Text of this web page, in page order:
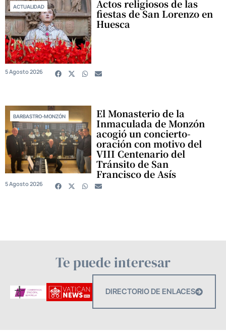
ACTUALIDAD Actos religiosos de las
fiestas de San Lorenzo en
Huesca
5 Agosto 2026
BARBASTRO-MONZÓN El Monasterio de la
Inmaculada de Monzón
acogió un concierto-
oración con motivo del
VIII Centenario del
Tránsito de San
Francisco de Asís
5 Agosto 2026
Te puede interesar
DIRECTORIO DE ENLACES